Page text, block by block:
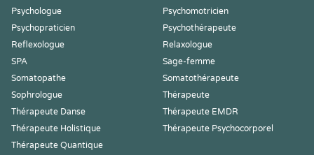
Psychologue
Psychomotricien
Psychopraticien
Psychothérapeute
Reflexologue
Relaxologue
SPA
Sage-femme
Somatopathe
Somatothérapeute
Sophrologue
Thérapeute
Thérapeute Danse
Thérapeute EMDR
Thérapeute Holistique
Thérapeute Psychocorporel
Thérapeute Quantique